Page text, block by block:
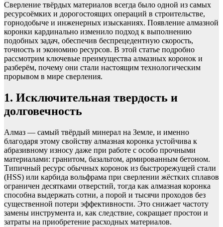
Сверление твёрдых материалов всегда было одной из самых
ресурсоёмких и дорогостоящих операций в строительстве,
горнодобыче и инженерных изысканиях. Появление алмазной
коронки кардинально изменило подход к выполнению
подобных задач, обеспечив беспрецедентную скорость,
точность и экономию ресурсов. В этой статье подробно
рассмотрим ключевые преимущества алмазных коронок и
разберём, почему они стали настоящим технологическим
прорывом в мире сверления.
1. Исключительная твердость и
долговечность
Алмаз — самый твёрдый минерал на Земле, и именно
благодаря этому свойству алмазная коронка устойчива к
абразивному износу даже при работе с особо прочными
материалами: гранитом, базальтом, армированным бетоном.
Типичный ресурс обычных коронок из быстрорежущей стали
(HSS) или карбида вольфрама при сверлении жёстких сплавов
ограничен десятками отверстий, тогда как алмазная коронка
способна выдержать сотни, а порой и тысячи проходов без
существенной потери эффективности. Это снижает частоту
замены инструмента и, как следствие, сокращает простои и
затраты на приобретение расходных материалов.